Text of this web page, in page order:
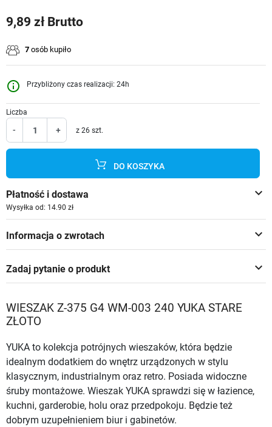
9,89 zł Brutto
7 osób kupiło
info_outline Przybliżony czas realizacji: 24h
Liczba
- + z 26 szt.
DO KOSZYKA
keyboard_arrow_down
Płatność i dostawa
Wysyłka od: 14.90 zł
keyboard_arrow_down
Informacja o zwrotach
keyboard_arrow_down
Zadaj pytanie o produkt
WIESZAK Z-375 G4 WM-003 240 YUKA STARE
ZŁOTO
YUKA to kolekcja potrójnych wieszaków, która będzie
idealnym dodatkiem do wnętrz urządzonych w stylu
klasycznym, industrialnym oraz retro. Posiada widoczne
śruby montażowe. Wieszak YUKA sprawdzi się w łazience,
kuchni, garderobie, holu oraz przedpokoju. Będzie też
dobrym uzupełnieniem biur i gabinetów.